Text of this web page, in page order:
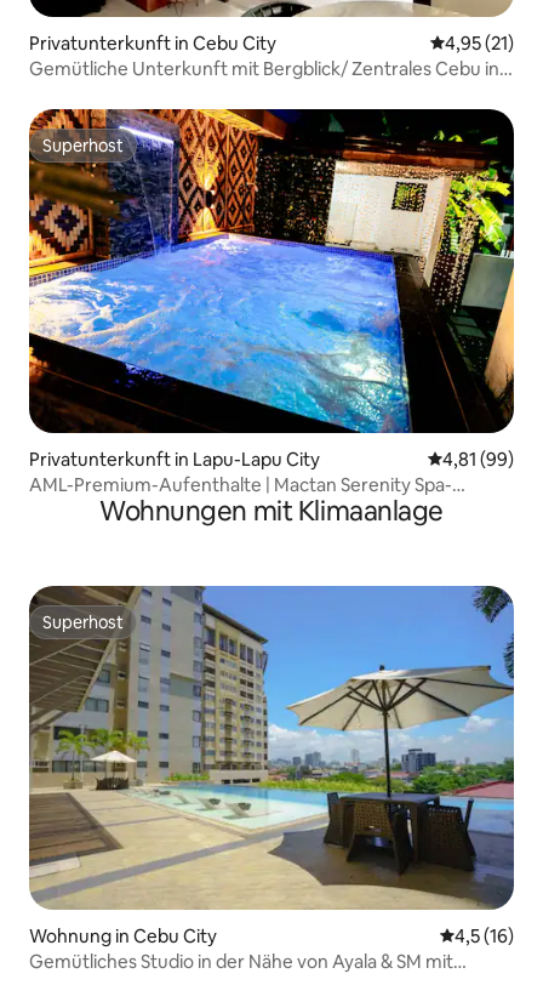
Privatunterkunft in Cebu City
4,95 (21)
Gemütliche Unterkunft mit Bergblick/ Zentrales Cebu in
Superhost
Superhost
Privatunterkunft in Lapu-Lapu City
4,81 (99)
AML-Premium-Aufenthalte | Mactan Serenity Spa-
RückzugsortWohnungen mit Klimaanlage
Superhost
Superhost
Wohnung in Cebu City
4,5 (16)
Gemütliches Studio in der Nähe von Ayala & SM mit